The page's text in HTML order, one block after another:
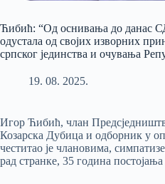
Ћибић: “Од оснивања до данас
одустала од својих изворних
српског јединства и очувања
19. 08. 2025.
Игор Ћибић, члан
Козарска Дубица и одборник у
честитао је члановима,
рад странке, 35 година